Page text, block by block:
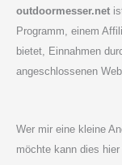
outdoormesser.net
Programm, einem
bietet, Einnahmen
angeschlossenen
Wer mir eine kleine
möchte kann dies